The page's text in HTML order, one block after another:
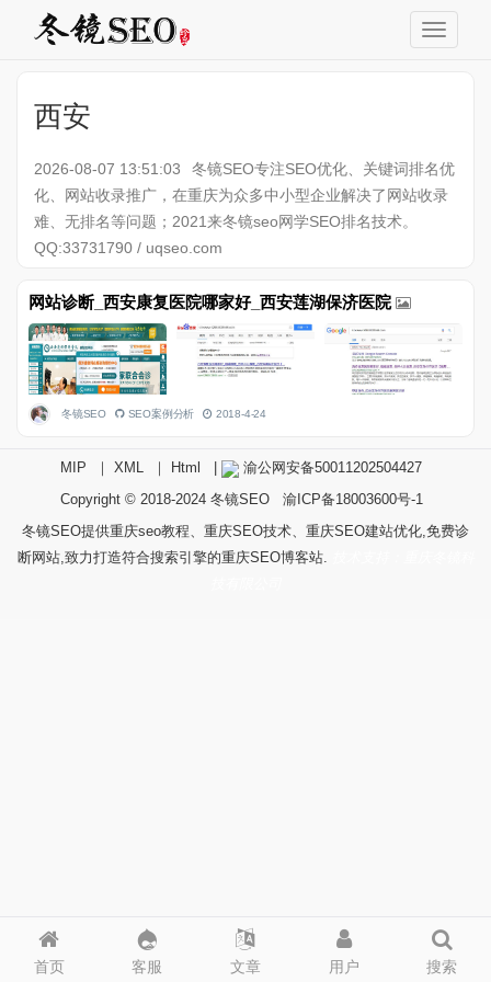
西安
2026-08-07 13:51:03
冬镜SEO专注SEO优化、关键词排名优
化、网站收录推广，在重庆为众多中小型企业解决了网站收录
难、无排名等问题；2021来冬镜seo网学SEO排名技术。
QQ:33731790 / uqseo.com
网站诊断_西安康复医院哪家好_西安莲湖保济医院
冬镜SEO SEO案例分析 2018-4-24
首页 客服 文章 用户 搜索
MIP ｜ XML ｜ Html
渝公网安备50011202504427
Copyright © 2018-2024 冬镜SEO
渝ICP备18003600号-1
冬镜SEO提供重庆seo教程、重庆SEO技术、重庆SEO建站优化,免费诊
断网站,致力打造符合搜索引擎的重庆SEO博客站.